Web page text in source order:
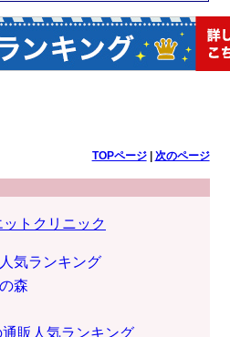
TOPページ| 次のページ
気ランキング
森
販人気ランキング